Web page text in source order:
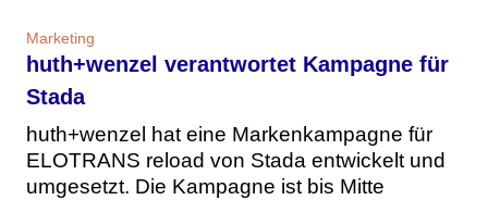
Marketing
huth+wenzel verantwortet Kampagne für
Stada
huth+wenzel hat eine Markenkampagne für
ELOTRANS reload von Stada entwickelt und
umgesetzt. Die Kampagne ist bis Mitte